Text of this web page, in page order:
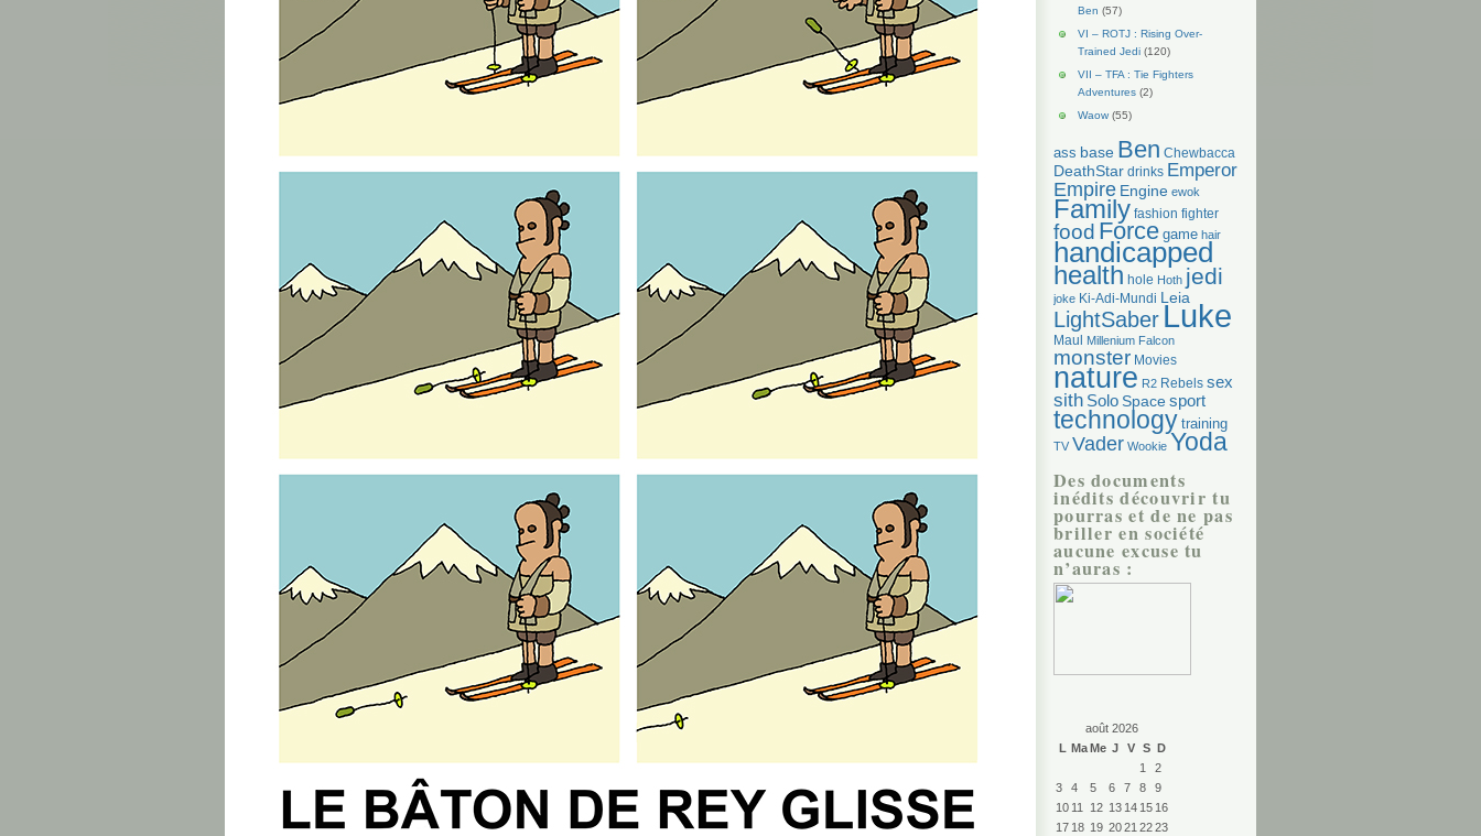
Ben (57)
VI – ROTJ : Rising Over-
Trained Jedi (120)
VII – TFA : Tie Fighters
Adventures (2)
Waow (55)
ass base Ben Chewbacca
DeathStar drinks Emperor
Empire Engine ewok
Family fashion fighter
food Force game hair
handicapped
health hole Hoth jedi
joke Ki-Adi-Mundi Leia
LightSaberLuke
Maul Millenium Falcon
monster Movies
nature R2 Rebels sex
sith SoloSpacesport
technology training
TV Vader Wookie Yoda
Des documents
inédits découvrir tu
pourras et de ne pas
briller en société
aucune excuse tu
n’auras :
août 2026
L MaMe J V S D
1
2
3
4 5 6 7 8
9
10 11 12 13 14 15 16
17 18 19 2021 2223